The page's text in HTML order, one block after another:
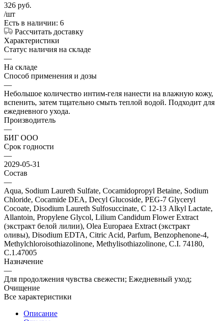
326 руб.
/шт
Есть в наличии: 6
Рассчитать доставку
Характеристики
Статус наличия на складе
—
На складе
Способ применения и дозы
—
Небольшое количество интим-геля нанести на влажную кожу,
вспенить, затем тщательно смыть теплой водой. Подходит для
ежедневного ухода.
Производитель
—
БИГ ООО
Срок годности
—
2029-05-31
Состав
—
Aqua, Sodium Laureth Sulfate, Cocamidopropyl Betaine, Sodium
Chloride, Cocamide DEA, Decyl Glucoside, PEG-7 Glyceryl
Cocoate, Disodium Laureth Sulfosuccinate, С 12-13 Alkyl Lactate,
Allantoin, Propylene Glycol, Lilium Candidum Flower Extract
(экстракт белой лилии), Olea Europaea Еxtract (экстракт
оливы), Disodium EDTA, Citric Acid, Parfum, Benzophenone-4,
Methylchlоroisothiazolinone, Мethylisothiazolinone, С.I. 74180,
С.1.47005
Назначение
—
Для продолжения чувства свежести; Ежедневный уход;
Очищение
Все характеристики
Описание